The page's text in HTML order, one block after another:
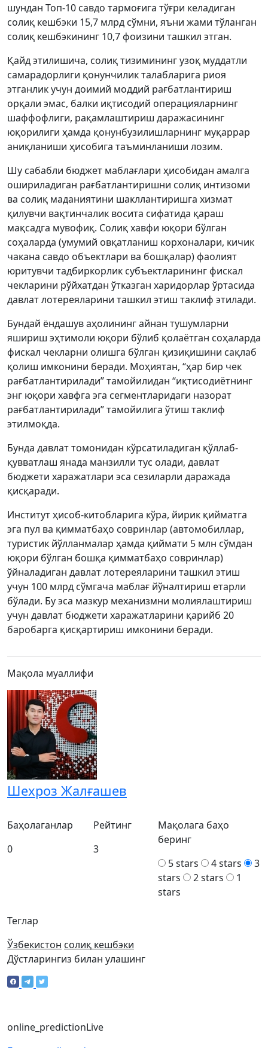
шундан Топ-10 савдо тармоғига тўғри келадиган
солиқ кешбэки 15,7 млрд сўмни, яъни жами тўланган
солиқ кешбэкининг 10,7 фоизини ташкил этган.
Қайд этилишича, солиқ тизимининг узоқ муддатли
самарадорлиги қонунчилик талабларига риоя
этганлик учун доимий моддий рағбатлантириш
орқали эмас, балки иқтисодий операцияларнинг
шаффофлиги, рақамлаштириш даражасининг
юқорилиги ҳамда қонунбузилишларнинг муқаррар
аниқланиши ҳисобига таъминланиши лозим.
Шу сабабли бюджет маблағлари ҳисобидан амалга
ошириладиган рағбатлантиришни солиқ интизоми
ва солиқ маданиятини шакллантиришга хизмат
қилувчи вақтинчалик восита сифатида қараш
мақсадга мувофиқ. Солиқ хавфи юқори бўлган
соҳаларда (умумий овқатланиш корхоналари, кичик
чакана савдо объектлари ва бошқалар) фаолият
юритувчи тадбиркорлик субъектларининг фискал
чекларини рўйхатдан ўтказган харидорлар ўртасида
давлат лотереяларини ташкил этиш таклиф этилади.
Бундай ёндашув аҳолининг айнан тушумларни
яшириш эҳтимоли юқори бўлиб қолаётган соҳаларда
фискал чекларни олишга бўлган қизиқишини сақлаб
қолиш имконини беради. Моҳиятан, “ҳар бир чек
рағбатлантирилади” тамойилидан “иқтисодиётнинг
энг юқори хавфга эга сегментларидаги назорат
рағбатлантирилади” тамойилига ўтиш таклиф
этилмоқда.
Бунда давлат томонидан кўрсатиладиган қўллаб-
қувватлаш янада манзилли тус олади, давлат
бюджети харажатлари эса сезиларли даражада
қисқаради.
Институт ҳисоб-китобларига кўра, йирик қийматга
эга пул ва қимматбаҳо совринлар (автомобиллар,
туристик йўлланмалар ҳамда қиймати 5 млн сўмдан
юқори бўлган бошқа қимматбаҳо совринлар)
ўйналадиган давлат лотереяларини ташкил этиш
учун 100 млрд сўмгача маблағ йўналтириш етарли
бўлади. Бу эса мазкур механизмни молиялаштириш
учун давлат бюджети харажатларини қарийб 20
баробарга қисқартириш имконини беради.
Мақола муаллифи
Шехроз Жалғашев
Теглар
Ўзбекистон солиқ кешбэки
Баҳолаганлар
0
Рейтинг
3
Мақолага баҳо
беринг
5 stars
4 stars
3
stars
2 stars
1
stars
Дўстларингиз билан улашинг
online_predictionLive